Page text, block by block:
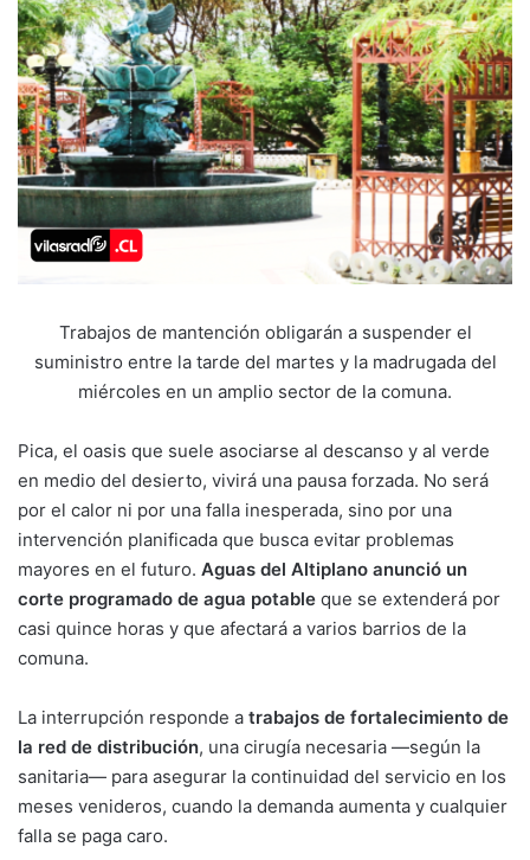
Trabajos de mantención obligarán a suspender el
suministro entre la tarde del martes y la madrugada del
miércoles en un amplio sector de la comuna.
Pica, el oasis que suele asociarse al descanso y al verde
en medio del desierto, vivirá una pausa forzada. No será
por el calor ni por una falla inesperada, sino por una
intervención planificada que busca evitar problemas
mayores en el futuro. Aguas del Altiplano anunció un
corte programado de agua potable que se extenderá por
casi quince horas y que afectará a varios barrios de la
comuna.
La interrupción responde a trabajos de fortalecimiento de
la red de distribución, una cirugía necesaria —según la
sanitaria— para asegurar la continuidad del servicio en los
meses venideros, cuando la demanda aumenta y cualquier
falla se paga caro.